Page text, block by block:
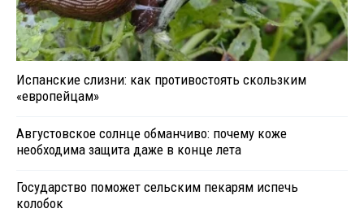
Испанские слизни: как противостоять скользким
«европейцам»
Августовское солнце обманчиво: почему коже
необходима защита даже в конце лета
Государство поможет сельским пекарям испечь
колобок